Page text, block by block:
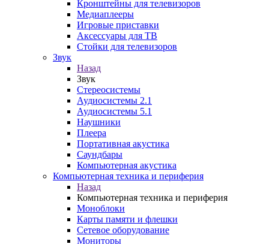
Кронштейны для телевизоров
Медиаплееры
Игровые приставки
Аксессуары для ТВ
Стойки для телевизоров
Звук
Назад
Звук
Стереосистемы
Аудиосистемы 2.1
Аудиосистемы 5.1
Наушники
Плеера
Портативная акустика
Саундбары
Компьютерная акустика
Компьютерная техника и периферия
Назад
Компьютерная техника и периферия
Моноблоки
Карты памяти и флешки
Сетевое оборудование
Мониторы